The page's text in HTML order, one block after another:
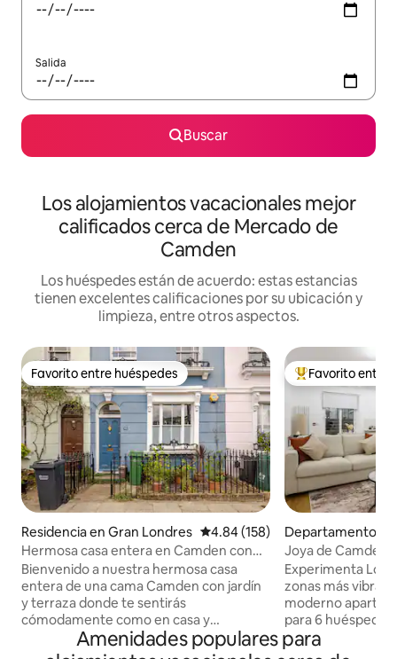
Salida
Buscar
Los alojamientos vacacionales mejor
calificados cerca de Mercado de
Camden
Los huéspedes están de acuerdo: estas estancias
tienen excelentes calificaciones por su ubicación y
limpieza, entre otros aspectos.
Favorito entre huéspedes
Favorito entre huéspedes
Residencia en Gran Londres Calificación promedio: 4.84 de
4.84 (158)
Hermosa casa entera en Camden con
jardín y terraza
Bienvenido a nuestra hermosa casa
entera de una cama Camden con jardín
y terraza donde te sentirás
cómodamente como en casa y
experimentarás la ciudad como un
habitante más. A solo 8 minutos a pie de
De los mejores
Favorito entre
Departamento
res
Joya de Camden
Experimenta
zonas más
moderno
para 6
mundialmente
y Camden Lock
Amenidades populares para